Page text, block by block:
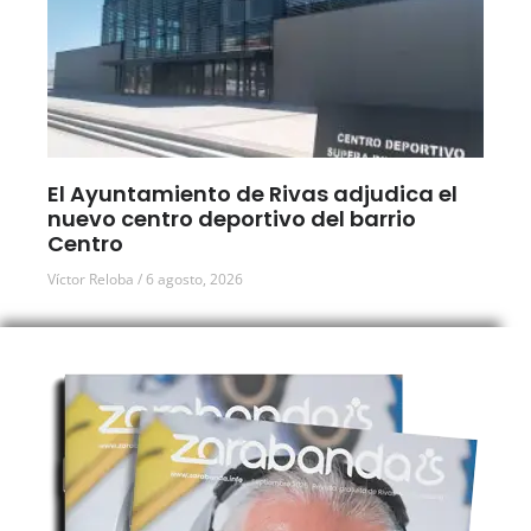
El Ayuntamiento de Rivas adjudica el
nuevo centro deportivo del barrio
Centro
Víctor Reloba 6 agosto, 2026